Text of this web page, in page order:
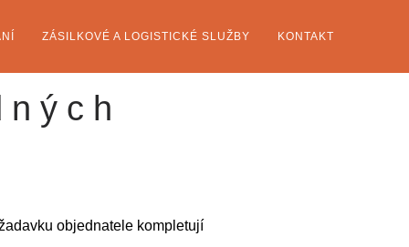
ZÁSILKOVÉ A LOGISTICKÉ SLUŽBY KONTAKT
objednatele kompletují